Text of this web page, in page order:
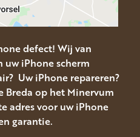
defect! Wij van
uw iPhone scherm
Uw iPhone repareren?
Breda op het Minervum
adres voor uw iPhone
garantie.